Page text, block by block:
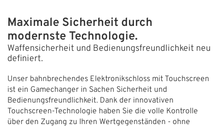
Qualitätspolitik
Karriere
Unternehmen
Partner
Geschichte
Maximale Sicherheit durch
modernste Technologie.
Waffensicherheit und Bedienungsfreundlichkeit neu
definiert.
Unser bahnbrechendes Elektronikschloss mit Touchscreen
ist ein Gamechanger in Sachen Sicherheit und
Bedienungsfreundlichkeit. Dank der innovativen
Touchscreen-Technologie haben Sie die volle Kontrolle
über den Zugang zu Ihren Wertgegenständen - ohne